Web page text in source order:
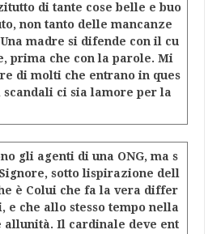
di tante cose belle e buo
non tanto delle mancanze
madre si difende con il cu
prima che con la parole. Mi
di molti che entrano in ques
ci sia lamore per la
gli agenti di una ONG, ma s
sotto lispirazione dell
è Colui che fa la vera differ
e che allo stesso tempo nella
allunità. Il cardinale deve ent